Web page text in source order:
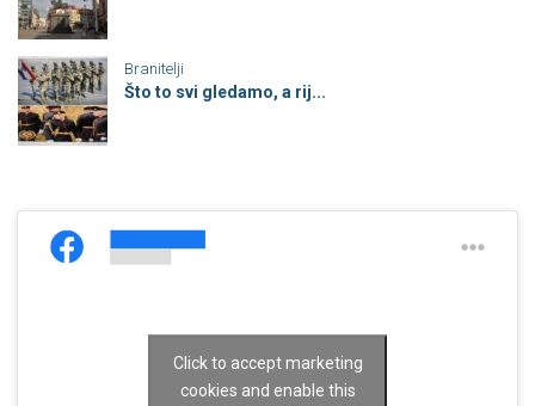
Branitelji
Što to svi gledamo, a rij...
Click to accept marketing
cookies and enable this